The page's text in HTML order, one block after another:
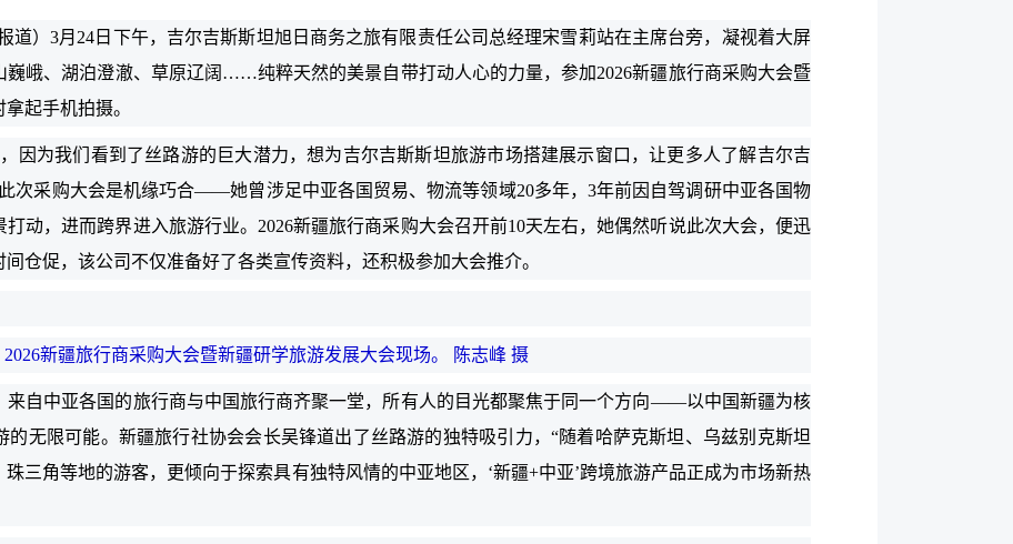
）3月24日下午，吉尔吉斯斯坦旭日商务之旅有限责任公司总经理宋雪莉站在主席台旁，凝视着大屏
巍峨、湖泊澄澈、草原辽阔……纯粹天然的美景自带打动人心的力量，参加2026新疆旅行商采购大会暨
起手机拍摄。
为我们看到了丝路游的巨大潜力，想为吉尔吉斯斯坦旅游市场搭建展示窗口，让更多人了解吉尔吉
次采购大会是机缘巧合——她曾涉足中亚各国贸易、物流等领域20多年，3年前因自驾调研中亚各国物
动，进而跨界进入旅游行业。2026新疆旅行商采购大会召开前10天左右，她偶然听说此次大会，便迅
仓促，该公司不仅准备好了各类宣传资料，还积极参加大会推介。
2026新疆旅行商采购大会暨新疆研学旅游发展大会现场。 陈志峰 摄
自中亚各国的旅行商与中国旅行商齐聚一堂，所有人的目光都聚焦于同一个方向——以中国新疆为核
无限可能。新疆旅行社协会会长吴锋道出了丝路游的独特吸引力，“随着哈萨克斯坦、乌兹别克斯坦
三角等地的游客，更倾向于探索具有独特风情的中亚地区，‘新疆+中亚’跨境旅游产品正成为市场新热